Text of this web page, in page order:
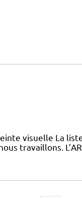
visuelle La
travaillons.